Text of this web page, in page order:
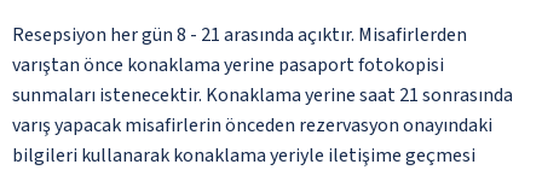
Resepsiyon her gün 8 - 21 arasında açıktır. Misafirlerden
varıştan önce konaklama yerine pasaport fotokopisi
sunmaları istenecektir. Konaklama yerine saat 21 sonrasında
varış yapacak misafirlerin önceden rezervasyon onayındaki
bilgileri kullanarak konaklama yeriyle iletişime geçmesi